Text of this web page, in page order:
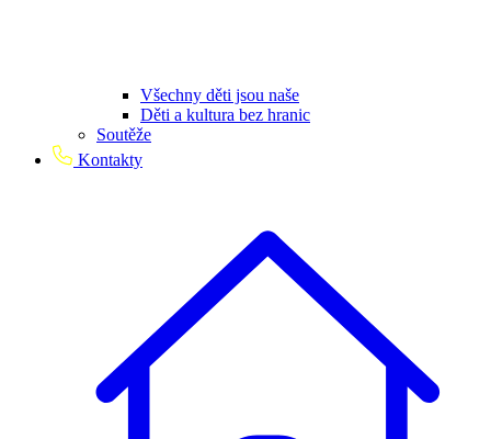
Všechny děti jsou naše
Děti a kultura bez hranic
Soutěže
Kontakty